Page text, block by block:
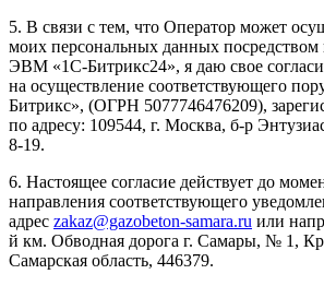
5. В связи с тем, что Оператор может
моих персональных данных
ЭВМ «1С-Битрикс24», я даю свое
на осуществление соответствующего
Битрикс», (ОГРН 5077746476209),
по адресу: 109544, г. Москва, б-р
8-19.
6. Настоящее согласие действует до
направления соответствующего
адрес zakaz@gazobeton-samara.ru или
й км. Обводная дорога г. Самары, № 1,
Самарская область, 446379.